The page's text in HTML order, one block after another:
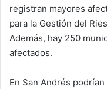
registran mayores
para la Gestión del
Además, hay 250
afectados.
En San Andrés